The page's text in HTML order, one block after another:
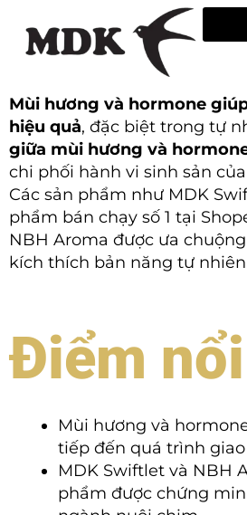
content
Mùi hương và hormone
hiệu quả, đặc biệt trong tự
giữa mùi hương và
chi phối hành vi sinh sản
Các sản phẩm như MDK
phẩm bán chạy số 1 tại
NBH Aroma được ưa
kích thích bản năng tự
Điểm
Mùi hương và
tiếp đến quá trình
MDK Swiftlet và NBH
phẩm được chứng